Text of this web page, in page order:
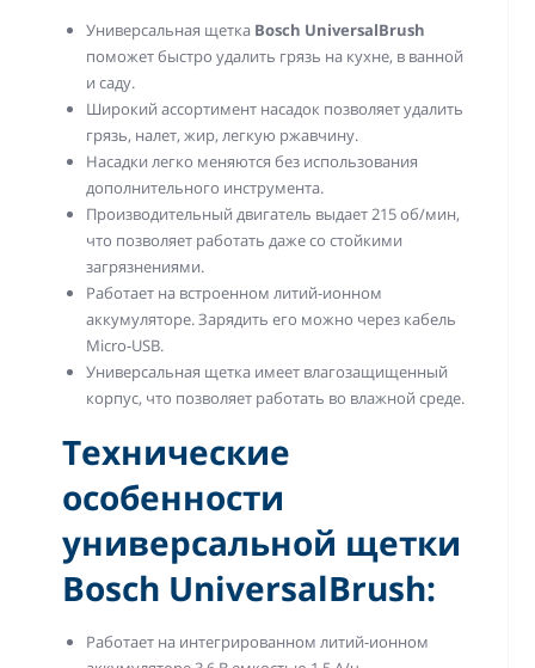
Универсальная щетка Bosch UniversalBrush
поможет быстро удалить грязь на кухне, в ванной
и саду.
Широкий ассортимент насадок позволяет удалить
грязь, налет, жир, легкую ржавчину.
Насадки легко меняются без использования
дополнительного инструмента.
Производительный двигатель выдает 215 об/мин,
что позволяет работать даже со стойкими
загрязнениями.
Работает на встроенном литий-ионном
аккумуляторе. Зарядить его можно через кабель
Micro-USB.
Универсальная щетка имеет влагозащищенный
корпус, что позволяет работать во влажной среде.
Технические
особенности
универсальной щетки
Bosch UniversalBrush:
Работает на интегрированном литий-ионном